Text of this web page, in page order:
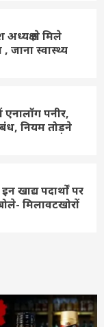
से मिले
जाना स्वास्थ्य
पनीर,
नियम तोड़ने
खाद्य पदार्थों पर
मिलावटखोरों